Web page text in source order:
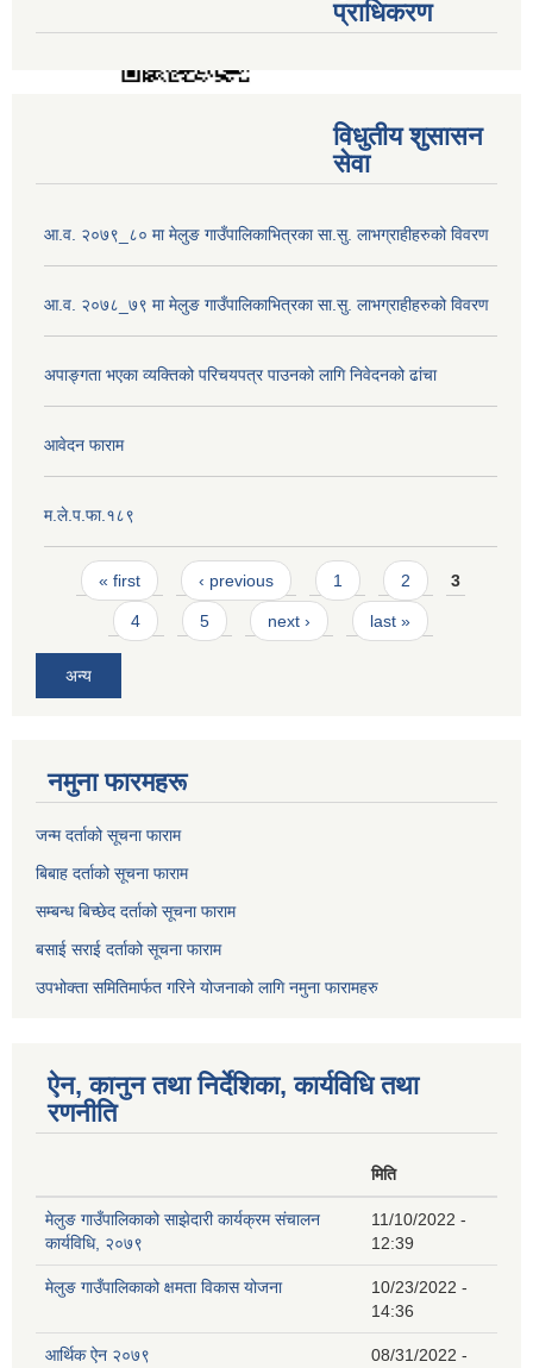
प्राधिकरण
विधुतीय शुसासन
सेवा
आ.व. २०७९_८० मा मेलुङ गाउँपालिकाभित्रका सा.सु. लाभग्राहीहरुको विवरण
आ.व. २०७८_७९ मा मेलुङ गाउँपालिकाभित्रका सा.सु. लाभग्राहीहरुको विवरण
अपाङ्गता भएका व्यक्तिको परिचयपत्र पाउनको लागि निवेदनको ढांचा
आवेदन फाराम
म.ले.प.फा.१८९
Pages
« first ‹ previous 1 2 3
4 5 next › last »
अन्य
नमुना फारमहरू
जन्म दर्ताको सूचना फाराम
बिबाह दर्ताको सूचना फाराम
सम्बन्ध बिच्छेद दर्ताको सूचना फाराम
बसाई सराई दर्ताको सूचना फाराम
उपभोक्ता समितिमार्फत गरिने योजनाको लागि नमुना फारामहरु
ऐन, कानुन तथा निर्देशिका, कार्यविधि तथा
रणनीति
मिति
मेलुङ गाउँपालिकाको साझेदारी कार्यक्रम संचालन
कार्यविधि, २०७९
11/10/2022 -
12:39
मेलुङ गाउँपालिकाको क्षमता विकास योजना
10/23/2022 -
14:36
आर्थिक ऐन २०७९
08/31/2022 -